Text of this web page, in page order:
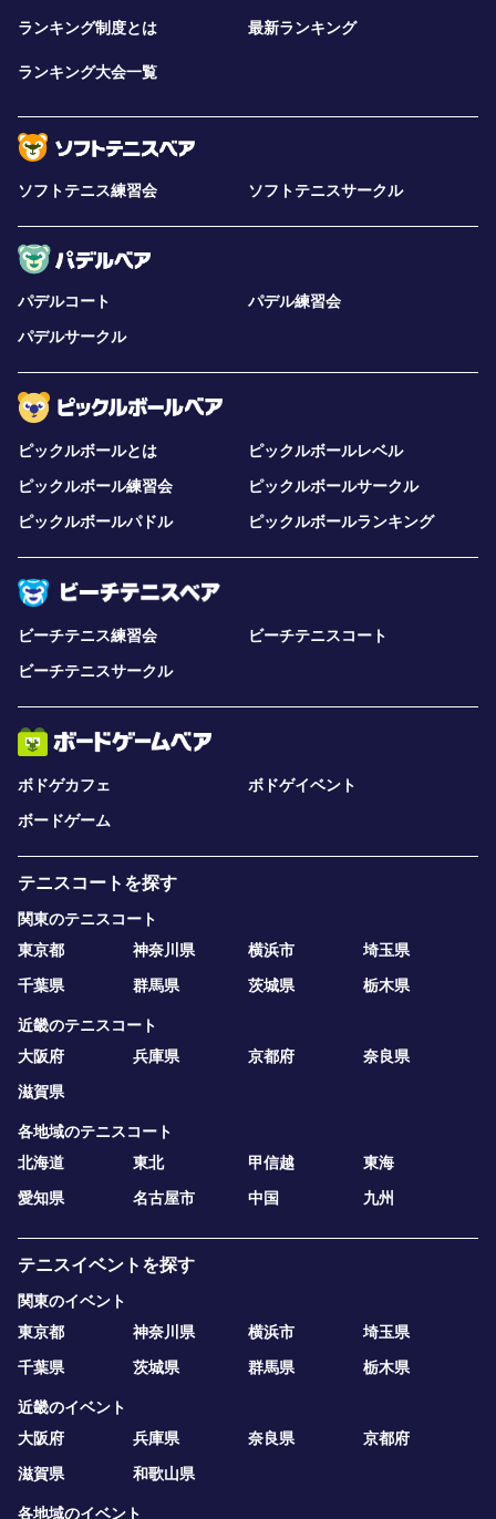
ランキング制度とは 最新ランキング
ランキング大会一覧
ソフトテニス練習会 ソフトテニスサークル
パデルコート
パデル練習会
パデルサークル
ピックルボールとは
ピックルボールレベル
ピックルボール練習会
ピックルボールサークル
ピックルボールパドル
ピックルボールランキング
ビーチテニス練習会
ビーチテニスコート
ビーチテニスサークル
ボドゲカフェ
ボドゲイベント
ボードゲーム
テニスコートを探す
関東のテニスコート
東京都
神奈川県 横浜市
埼玉県
千葉県
群馬県 茨城県 栃木県
近畿のテニスコート
大阪府
兵庫県 京都府
奈良県
滋賀県
各地域のテニスコート
北海道
東北 甲信越
東海
愛知県
名古屋市 中国 九州
テニスイベントを探す
関東のイベント
東京都
神奈川県 横浜市
埼玉県
千葉県
茨城県 群馬県 栃木県
近畿のイベント
大阪府
兵庫県 奈良県
京都府
滋賀県
和歌山県
各地域のイベント